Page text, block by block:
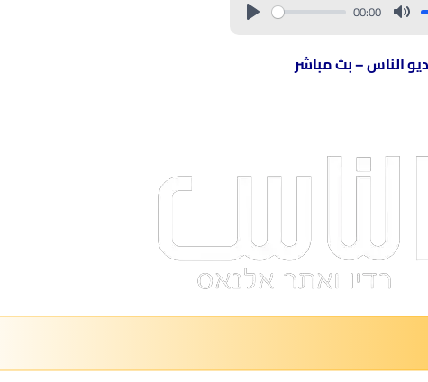
00:00
الناس – بث مباشر